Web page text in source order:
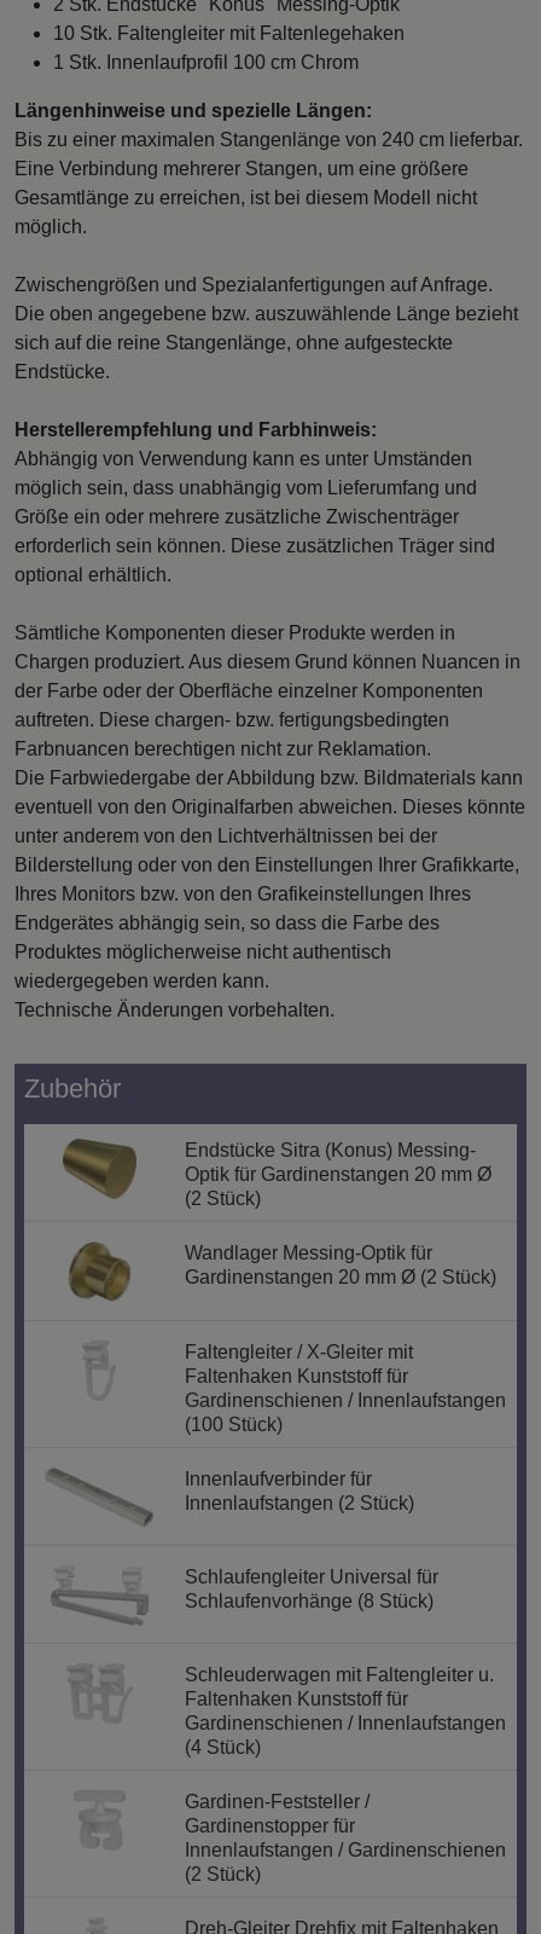
2 Stk. Endstücke "Konus" Messing-Optik
10 Stk. Faltengleiter mit Faltenlegehaken
1 Stk. Innenlaufprofil 100 cm Chrom
Längenhinweise und spezielle Längen:
Bis zu einer maximalen Stangenlänge von 240 cm lieferbar.
Eine Verbindung mehrerer Stangen, um eine größere
Gesamtlänge zu erreichen, ist bei diesem Modell nicht
möglich.
Zwischengrößen und Spezialanfertigungen auf Anfrage.
Die oben angegebene bzw. auszuwählende Länge bezieht
sich auf die reine Stangenlänge, ohne aufgesteckte
Endstücke.
Herstellerempfehlung und Farbhinweis:
Abhängig von Verwendung kann es unter Umständen
möglich sein, dass unabhängig vom Lieferumfang und
Größe ein oder mehrere zusätzliche Zwischenträger
erforderlich sein können. Diese zusätzlichen Träger sind
optional erhältlich.
Sämtliche Komponenten dieser Produkte werden in
Chargen produziert. Aus diesem Grund können Nuancen in
der Farbe oder der Oberfläche einzelner Komponenten
auftreten. Diese chargen- bzw. fertigungsbedingten
Farbnuancen berechtigen nicht zur Reklamation.
Die Farbwiedergabe der Abbildung bzw. Bildmaterials kann
eventuell von den Originalfarben abweichen. Dieses könnte
unter anderem von den Lichtverhältnissen bei der
Bilderstellung oder von den Einstellungen Ihrer Grafikkarte,
Ihres Monitors bzw. von den Grafikeinstellungen Ihres
Endgerätes abhängig sein, so dass die Farbe des
Produktes möglicherweise nicht authentisch
wiedergegeben werden kann.
Technische Änderungen vorbehalten.
Zubehör
Endstücke Sitra (Konus) Messing-
Optik für Gardinenstangen 20 mm Ø
(2 Stück)
Wandlager Messing-Optik für
Gardinenstangen 20 mm Ø (2 Stück)
Faltengleiter / X-Gleiter mit
Faltenhaken Kunststoff für
Gardinenschienen / Innenlaufstangen
(100 Stück)
Innenlaufverbinder für
Innenlaufstangen (2 Stück)
Schlaufengleiter Universal für
Schlaufenvorhänge (8 Stück)
Schleuderwagen mit Faltengleiter u.
Faltenhaken Kunststoff für
Gardinenschienen / Innenlaufstangen
(4 Stück)
Gardinen-Feststeller /
Gardinenstopper für
Innenlaufstangen / Gardinenschienen
(2 Stück)
Dreh-Gleiter Drehfix mit Faltenhaken